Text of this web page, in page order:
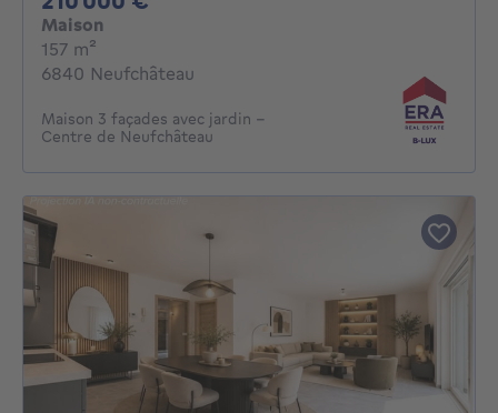
Maison
157 m²
6840 Neufchâteau
Maison 3 façades avec jardin –
Centre de Neufchâteau